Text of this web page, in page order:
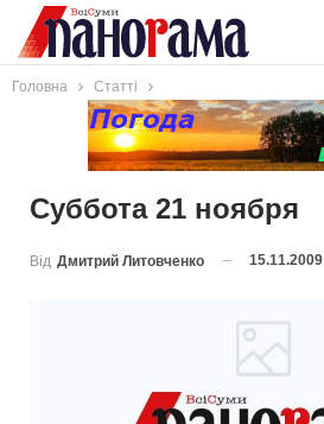
Головна Статті
Суббота 21 ноября
Від Дмитрий Литовченко 15.11.2009